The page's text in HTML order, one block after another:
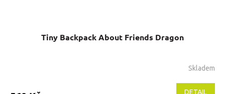
Tiny Backpack About Friends Dragon
Skladem
DETAIL